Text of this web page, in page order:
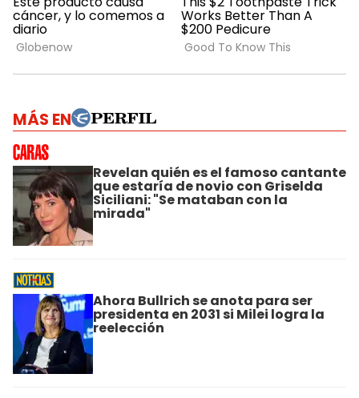
MÁS EN
Revelan quién es el famoso cantante
que estaría de novio con Griselda
Siciliani: "Se mataban con la
mirada"
Ahora Bullrich se anota para ser
presidenta en 2031 si Milei logra la
reelección